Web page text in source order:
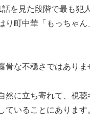
を見た段階で最も犯
り町中華「もっちゃ
骨な不穏さではありま
然に立ち寄れて、視聴
ていることにあります